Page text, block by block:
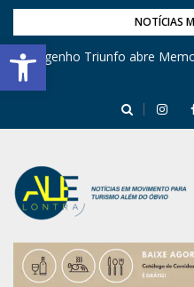
Barra de Ferramentas Aberta
NOTÍCIAS
Engenho Triunfo abre